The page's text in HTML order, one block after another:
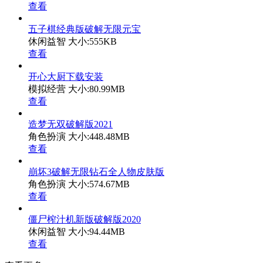
查看
五子棋经典版破解无限元宝
休闲益智 大小:555KB
查看
开心大厨下载安装
模拟经营 大小:80.99MB
查看
造梦无双破解版2021
角色扮演 大小:448.48MB
查看
崩坏3破解无限钻石全人物皮肤版
角色扮演 大小:574.67MB
查看
僵尸榨汁机新版破解版2020
休闲益智 大小:94.44MB
查看